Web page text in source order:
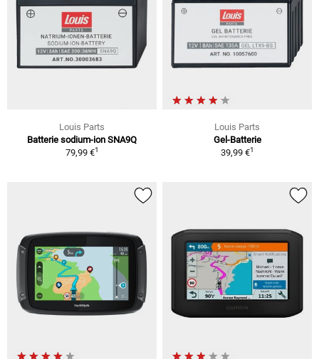
Louis Parts
Batterie sodium-ion SNA9Q
79,99 €1
Louis Parts
Gel-Batterie
39,99 €1